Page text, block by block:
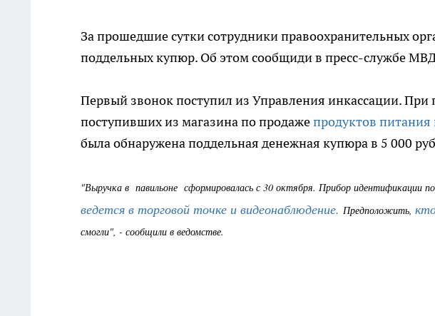
За прошедшие сутки сотрудники правоохранительных
поддельных купюр. Об этом сообщиди в пресс-службе
Первый звонок поступил из Управления инкассации. При
поступивших из магазина по продажепродуктов
была обнаружена поддельная денежная купюра в 5 000
"Выручка в павильоне сформировалась с 30 октября. Прибор идентификации
ведется в торговой точке и видеонаблюдение. Предположить,
смогли", - сообщили в ведомстве.